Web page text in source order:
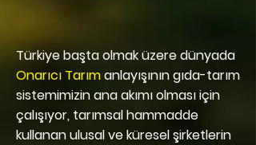
Türkiye başta olmak üzere dünyada
Onarıcı Tarımanlayışının gıda-tarım
sistemimizin ana akımı olması için
çalışıyor, tarımsal hammadde
kullanan ulusal ve küresel şirketlerin